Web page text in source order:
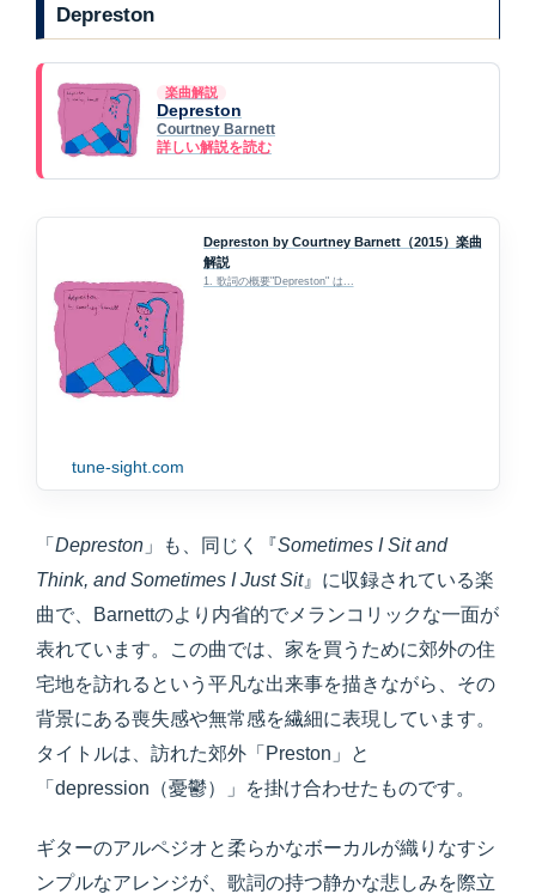
Depreston
楽曲解説
Depreston
Courtney Barnett
詳しい解説を読む
Depreston by Courtney Barnett（2015）楽曲
解説
1. 歌詞の概要"Depreston" は...
tune-sight.com
「 Depreston 」も、同じく『Sometimes I Sit and
Think, and Sometimes I Just Sit』に収録されている楽
曲で、Barnettのより内省的でメランコリックな一面が
表れています。この曲では、家を買うために郊外の住
宅地を訪れるという平凡な出来事を描きながら、その
背景にある喪失感や無常感を繊細に表現しています。
タイトルは、訪れた郊外「Preston」と
「depression（憂鬱）」を掛け合わせたものです。
ギターのアルペジオと柔らかなボーカルが織りなすシ
ンプルなアレンジが、歌詞の持つ静かな悲しみを際立